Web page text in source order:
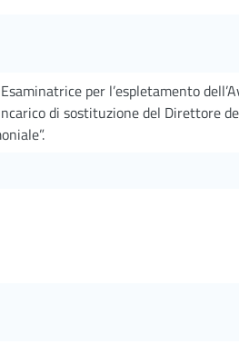
per l’espletamento
di sostituzione del Direttore